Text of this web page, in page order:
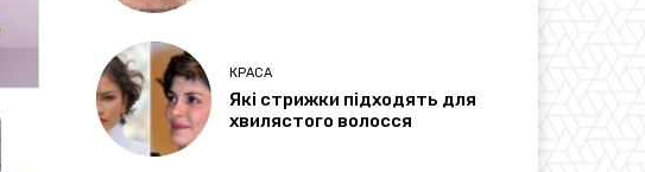
КРАСА
Які стрижки підходять для
хвилястого волосся